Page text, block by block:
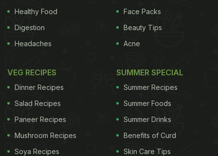
Healthy Food
Digestion
Headaches
Face Packs
Beauty Tips
Acne
VEG RECIPES
Dinner Recipes
Salad Recipes
Paneer Recipes
Mushroom Recipes
Soya Recipes
SUMMER SPECIAL
Summer Recipes
Summer Foods
Summer Drinks
Benefits of Curd
Skin Care Tips